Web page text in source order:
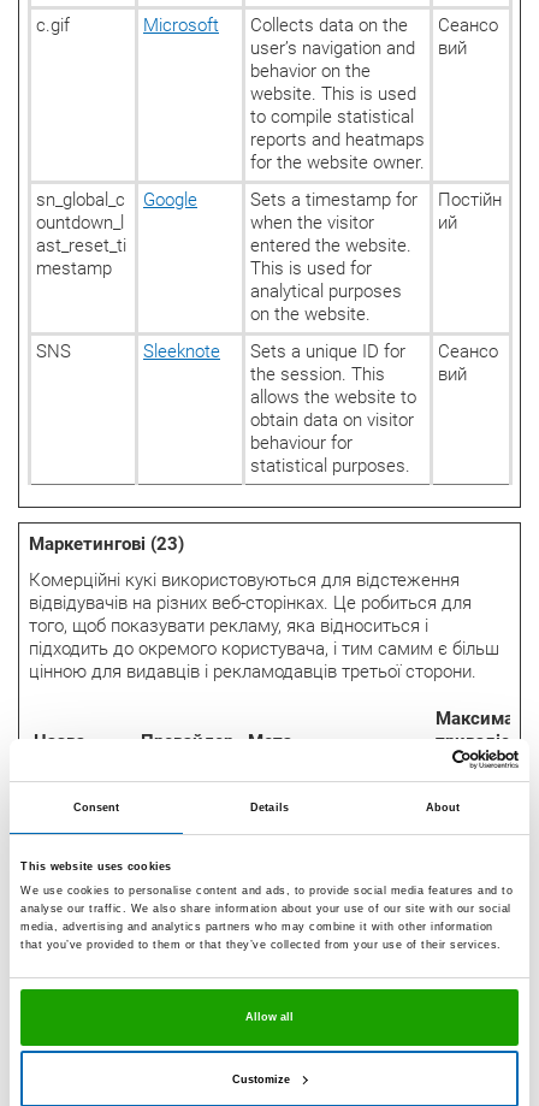
Consent Details About
This website uses cookies
We use cookies to personalise content and ads, to provide social media features and to
analyse our traffic. We also share information about your use of our site with our social
media, advertising and analytics partners who may combine it with other information
that you’ve provided to them or that they’ve collected from your use of their services.
Allow all
Customize
c.gif Microsoft
Collects data on the
user’s navigation and
behavior on the
website. This is used
to compile statistical
reports and heatmaps
for the website owner.
Сеансо
вий
sn_global_c
ountdown_l
ast_reset_ti
mestamp
Google
Sets a timestamp for
when the visitor
entered the website.
This is used for
analytical purposes
on the website.
Постійн
ий
SNS Sleeknote
Sets a unique ID for
the session. This
allows the website to
obtain data on visitor
behaviour for
statistical purposes.
Сеансо
вий
Маркетингові (23)
Комерційні кукі використовуються для відстеження
відвідувачів на різних веб-сторінках. Це робиться для
того, щоб показувати рекламу, яка відноситься і
підходить до окремого користувача, і тим самим є більш
цінною для видавців і рекламодавців третьої сторони.
Назва Провайдер Мета
тривалість
зберігання
__Secure-
Used to track user’s
180
__Secure-
YEC
Google
Stores the user's
video player
preferences using
embedded YouTube
video
Сеансо
вий
Used to track user’s
embedded content.